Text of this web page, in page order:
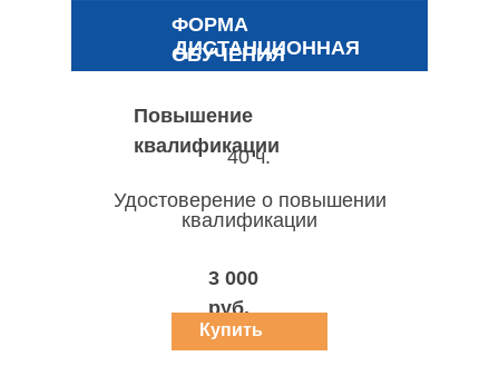
ФОРМА
ОБУЧЕНИЯ
ДИСТАНЦИОННАЯ
Повышение
квалификации
Удостоверение о повышении
квалификации
40 ч.
3 000
руб.
Купить
курс